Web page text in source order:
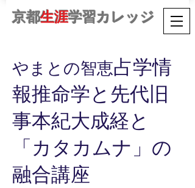
京都生涯学習カレッジ
やまとの智恵占学情
報推命学と先代旧
事本紀大成経と
「カタカムナ」の
融合講座